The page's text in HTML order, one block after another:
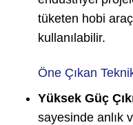
tüketen hobi
kullanılabilir.
Öne Çıkan
Yüksek Güç
sayesinde anlık